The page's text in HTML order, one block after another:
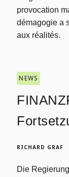
provocation
démagogie a
aux réalités.
NEWS
RICHARD GRAF
Die